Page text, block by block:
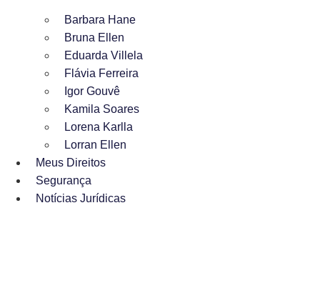
Barbara Hane
Bruna Ellen
Eduarda Villela
Flávia Ferreira
Igor Gouvê
Kamila Soares
Lorena Karlla
Lorran Ellen
Meus Direitos
Segurança
Notícias Jurídicas